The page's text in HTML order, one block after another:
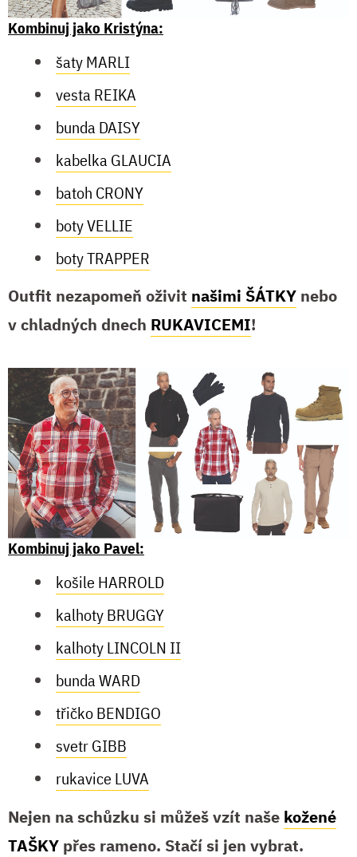
Kombinuj jako Kristýna:
šaty MARLI
vesta REIKA
bunda DAISY
kabelka GLAUCIA
batoh CRONY
boty VELLIE
boty TRAPPER
Outfit nezapomeň oživit našimi ŠÁTKY nebo
v chladných dnech RUKAVICEMI!
Kombinuj jako Pavel:
košile HARROLD
kalhoty BRUGGY
kalhoty LINCOLN II
bunda WARD
třičko BENDIGO
svetr GIBB
rukavice LUVA
Nejen na schůzku si můžeš vzít naše kožené
TAŠKY přes rameno. Stačí si jen vybrat.